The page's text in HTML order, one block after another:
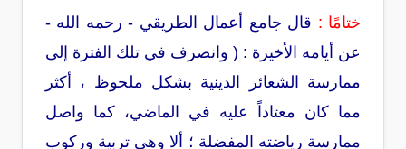
ختامًا : قال جامع أعمال الطريقي - رحمه الله -
عن أيامه الأخيرة : ( وانصرف في تلك الفترة إلى
ممارسة الشعائر الدينية بشكل ملحوظ ، أكثر
مما كان معتاداً عليه في الماضي، كما واصل
ممارسة رياضته المفضلة ؛ ألا وهي تربية وركوب